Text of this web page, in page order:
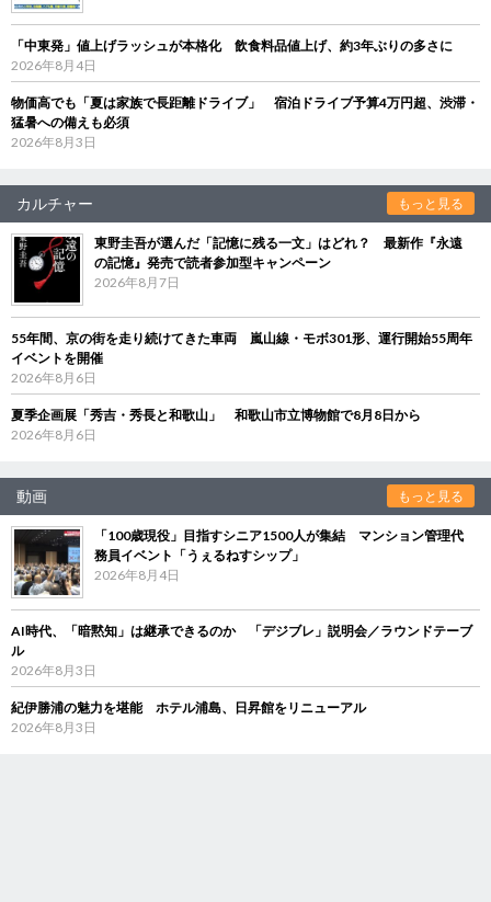
「中東発」値上げラッシュが本格化 飲食料品値上げ、約3年ぶりの多さに
2026年8月4日
物価高でも「夏は家族で長距離ドライブ」 宿泊ドライブ予算4万円超、渋滞・
猛暑への備えも必須
2026年8月3日
カルチャー もっと見る
東野圭吾が選んだ「記憶に残る一文」はどれ？ 最新作『永遠
の記憶』発売で読者参加型キャンペーン
2026年8月7日
55年間、京の街を走り続けてきた車両 嵐山線・モボ301形、運行開始55周年
イベントを開催
2026年8月6日
夏季企画展「秀吉・秀長と和歌山」 和歌山市立博物館で8月8日から
2026年8月6日
動画 もっと見る
「100歳現役」目指すシニア1500人が集結 マンション管理代
務員イベント「うぇるねすシップ」
2026年8月4日
AI時代、「暗黙知」は継承できるのか 「デジブレ」説明会／ラウンドテーブ
ル
2026年8月3日
紀伊勝浦の魅力を堪能 ホテル浦島、日昇館をリニューアル
2026年8月3日